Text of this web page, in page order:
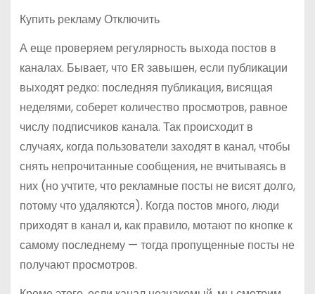
Купить рекламу Отключить
А еще проверяем регулярность выхода постов в
каналах. Бывает, что ER завышен, если публикации
выходят редко: последняя публикация, висящая
неделями, соберет количество просмотров, равное
числу подписчиков канала. Так происходит в
случаях, когда пользователи заходят в канал, чтобы
снять непрочитанные сообщения, не вчитываясь в
них (но учтите, что рекламные посты не висят долго,
потому что удаляются). Когда постов много, люди
приходят в канал и, как правило, мотают по кнопке к
самому последнему — тогда пропущенные посты не
получают просмотров.